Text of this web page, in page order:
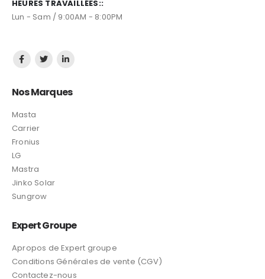
Apropos de Expert groupe
Climatisation
Energie Solaire Thermique
Panneau solaire
Projecteur solaire LED